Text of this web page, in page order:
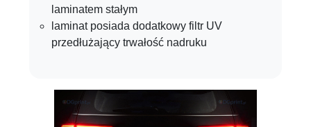
laminatem stałym
laminat posiada dodatkowy filtr UV
przedłużający trwałość nadruku